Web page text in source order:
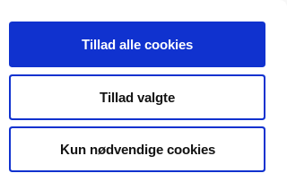
Tillad alle cookies
Tillad valgte
Kun nødvendige cookies